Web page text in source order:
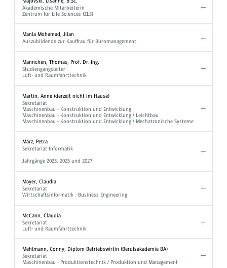
Akademische Mitarbeiterin
Zentrum für Life Sciences (ZLS)
Manla Mohamad, Jilan
Auszubildende zur Kauffrau für Büromanagement
Mannchen, Thomas, Prof. Dr.-Ing.
Studiengangsleiter
Luft- und Raumfahrttechnik
Martin, Anne (derzeit nicht im Hause)
Sekretariat
Maschinenbau - Konstruktion und Entwicklung
Maschinenbau - Konstruktion und Entwicklung / Leichtbau
Maschinenbau - Konstruktion und Entwicklung / Mechatronische Systeme
März, Petra
Sekretariat Informatik
Jahrgänge 2023, 2025 und 2027
Mayer, Claudia
Sekretariat
Wirtschaftsinformatik - Business Engineering
McCann, Claudia
Sekretariat
Luft- und Raumfahrttechnik
Mehlmann, Conny, Diplom-Betriebswirtin (Berufsakademie BA)
Sekretariat
Maschinenbau - Produktionstechnik / Produktion und Management